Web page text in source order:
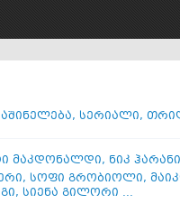
, სერიალი,
მაკდონალდი, ნიკ ჰარანი
, სოფი გრობიოლი,
, სიენა გილორი ...